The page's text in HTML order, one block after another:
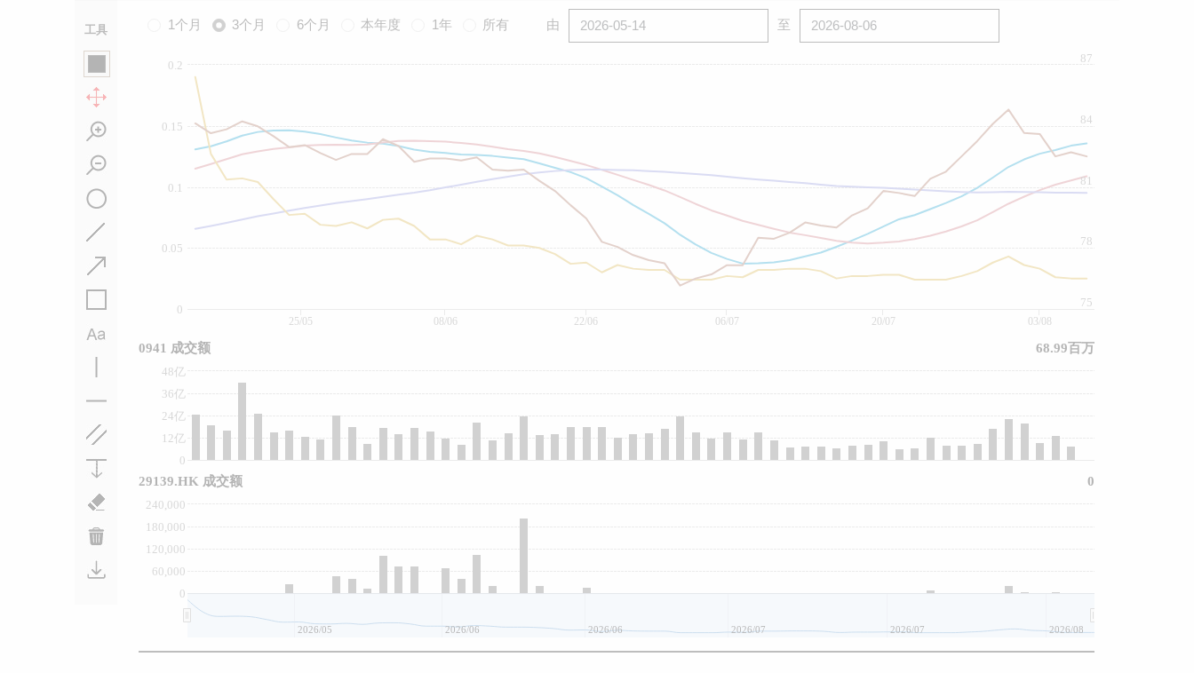
工具 1个月 3个月 6个月 本年度 1年 所有 由 至
0
0.05
0.1
0.15
0.2
75
78
81
84
87
0
12亿
24亿
36亿
48亿
0
60,000
120,000
180,000
240,000
25/05 08/06 22/06 06/07 20/07 03/08
2026/05 2026/06 2026/06 2026/07 2026/07 2026/08
0941 成交额 68.99百万
29139.HK 成交额 0